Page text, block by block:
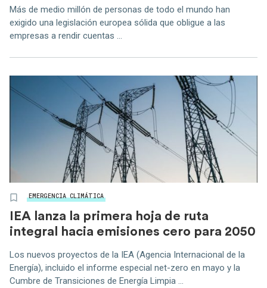
Más de medio millón de personas de todo el mundo han
exigido una legislación europea sólida que obligue a las
empresas a rendir cuentas ...
EMERGENCIA CLIMÁTICA
IEA lanza la primera hoja de ruta
integral hacia emisiones cero para 2050
Los nuevos proyectos de la IEA (Agencia Internacional de la
Energía), incluido el informe especial net-zero en mayo y la
Cumbre de Transiciones de Energía Limpia ...